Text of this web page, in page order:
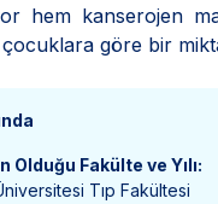
hem kanserojen
göre bir
Olduğu Fakülte ve Yılı:
Tıp Fakültesi